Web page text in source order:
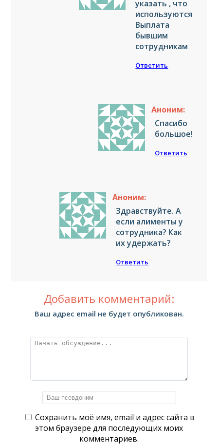
указать , что
используются
Выплата
бывшим
сотрудникам
Ответить
Аноним:
Спасибо
большое!
Ответить
Аноним:
Здравствуйте. А
если алименты у
сотрудника? Как
их удержать?
Ответить
Добавить комментарий:
Ваш адрес email не будет опубликован.
Сохранить моё имя, email и адрес сайта в
этом браузере для последующих моих
комментариев.